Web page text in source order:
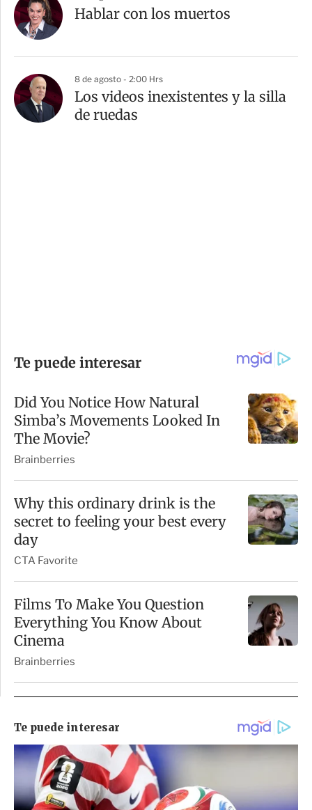
Hablar con los muertos
8 de agosto - 2:00 Hrs
Los videos inexistentes y la silla
de ruedas